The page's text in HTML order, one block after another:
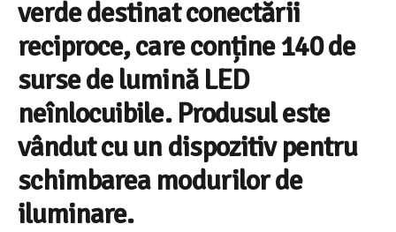
verde destinat conectării
reciproce, care conține 140 de
surse de lumină LED
neînlocuibile. Produsul este
vândut cu un dispozitiv pentru
schimbarea modurilor de
iluminare.